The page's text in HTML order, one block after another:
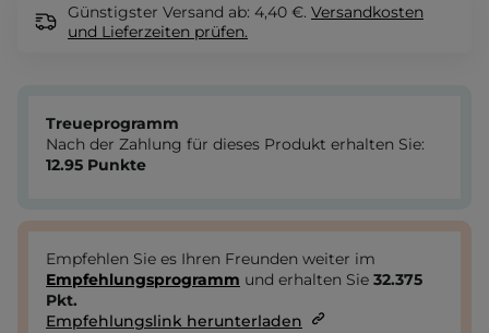
Günstigster Versand ab: 4,40 €. Versandkosten
und Lieferzeiten prüfen.
Treueprogramm
Nach der Zahlung für dieses Produkt erhalten Sie:
12.95 Punkte
Empfehlen Sie es Ihren Freunden weiter im
Empfehlungsprogramm und erhalten Sie 32.375
Pkt.
Empfehlungslink herunterladen